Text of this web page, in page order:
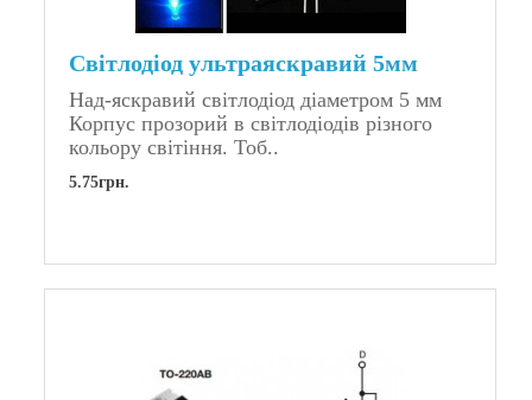
Світлодіод ультраяскравий 5мм
Над-яскравий світлодіод діаметром 5 мм
Корпус прозорий в світлодіодів різного
кольору світіння. Тоб..
5.75грн.